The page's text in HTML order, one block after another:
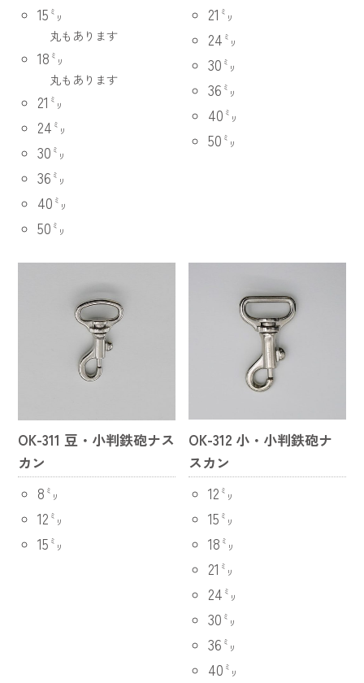
15㍉
丸もあります
18㍉
丸もあります
21㍉
24㍉
30㍉
36㍉
40㍉
50㍉
21㍉
24㍉
30㍉
36㍉
40㍉
50㍉
OK-311 豆・小判鉄砲ナス
カン
8㍉
12㍉
15㍉
OK-312 小・小判鉄砲ナ
スカン
12㍉
15㍉
18㍉
21㍉
24㍉
30㍉
36㍉
40㍉